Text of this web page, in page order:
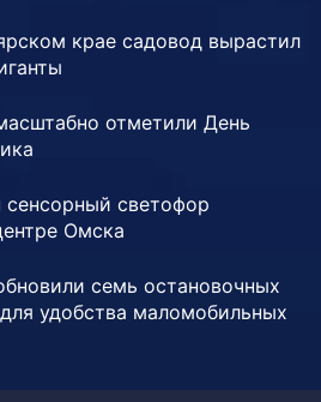
крае садовод вырастил
отметили День
светофор
Омска
семь остановочных
удобства маломобильных